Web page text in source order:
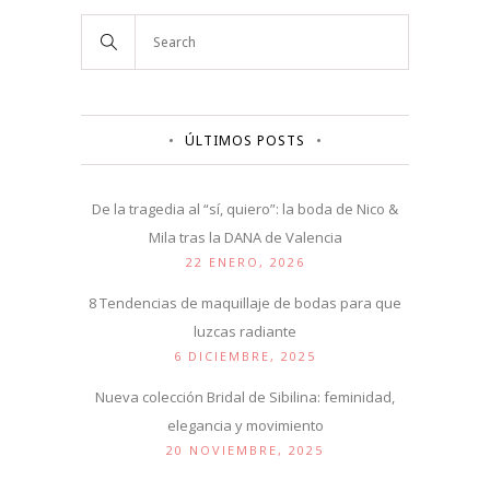
ÚLTIMOS POSTS
De la tragedia al “sí, quiero”: la boda de Nico &
Mila tras la DANA de Valencia
22 ENERO, 2026
8 Tendencias de maquillaje de bodas para que
luzcas radiante
6 DICIEMBRE, 2025
Nueva colección Bridal de Sibilina: feminidad,
elegancia y movimiento
20 NOVIEMBRE, 2025